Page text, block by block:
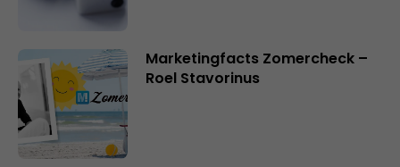
Marketingfacts Zomercheck –
Roel Stavorinus